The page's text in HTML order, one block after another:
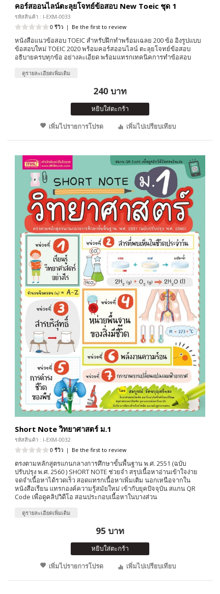
คอร์สออนไลน์ตะลุยโจทย์ข้อสอบ New Toeic ชุด 1
รหัสสินค้า : I-EXM-0033
0 รีวิว | Be the first to review
หนังสือแนวข้อสอบ TOEIC สำหรับฝึกทำพร้อมเฉลย 200 ข้อ อิงรูปแบบ
ข้อสอบใหม่ TOEIC 2020 พร้อมคอร์สออนไลน์ ตะลุยโจทย์ข้อสอบ
อธิบายครบทุกข้อ อย่างละเอียด พร้อมแทรกเทคนิคการทำข้อสอบ
ดูรายละเอียดเพิ่มเติม
240 บาท
หยิบใส่ตะกร้า
เพิ่มไปรายการโปรด
เพิ่มไปเปรียบเทียบ
Short Note วิทยาศาสตร์ ม.1
รหัสสินค้า : I-EXM-0032
0 รีวิว | Be the first to review
ตรงตามหลักสูตรแกนกลางการศึกษาขั้นพื้นฐาน พ.ศ. 2551 (ฉบับ
ปรับปรุง พ.ศ. 2560 ) SHORT NOTE ช่วยจำ สรุปเนื้อหาอ่านเข้าใจง่าย
จดจำเนื้อหาได้รวดเร็ว สอดแทรกเนื้อหาเพิ่มเติม นอกเหนือจากใน
หนังสือเรียน แทรกองค์ความรู้สมัยใหม่ เข้ากับยุคปัจจุบัน สแกน QR
Code เพื่อดูคลิปวิดีโอ สอนประกอบเนื้อหาในบางส่วน
ดูรายละเอียดเพิ่มเติม
95 บาท
หยิบใส่ตะกร้า
เพิ่มไปรายการโปรด
เพิ่มไปเปรียบเทียบ